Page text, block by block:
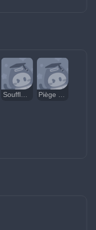
Souffleur éolien Piège à papillons cristallins